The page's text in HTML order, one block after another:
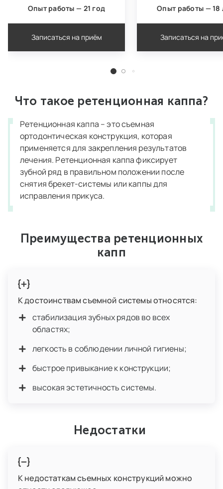
Опыт работы — 21 год
Записаться на приём
Опыт работы — 18
Записаться на
Что такое ретенционная каппа?
Ретенционная каппа – это съемная
ортодонтическая конструкция, которая
применяется для закрепления результатов
лечения. Ретенционная каппа фиксирует
зубной ряд в правильном положении после
снятия брекет-системы или каппы для
исправления прикуса.
Преимущества ретенционных
капп
К достоинствам съемной системы относятся:
стабилизация зубных рядов во всех
областях;
легкость в соблюдении личной гигиены;
быстрое привыкание к конструкции;
высокая эстетичность системы.
Недостатки
К недостаткам съемных конструкций можно